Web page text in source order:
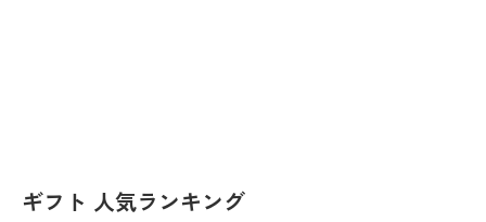
ギフト 人気ランキング